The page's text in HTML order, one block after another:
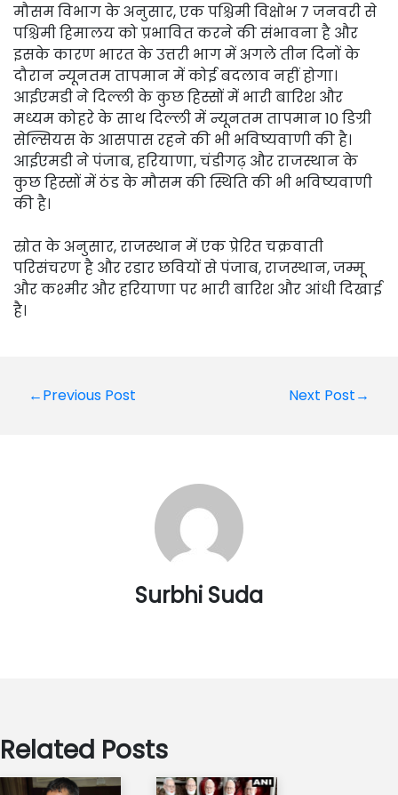
मौसम विभाग के अनुसार, एक पश्चिमी विक्षोभ 7 जनवरी से
पश्चिमी हिमालय को प्रभावित करने की संभावना है और
इसके कारण भारत के उत्तरी भाग में अगले तीन दिनों के
दौरान न्यूनतम तापमान में कोई बदलाव नहीं होगा।
आईएमडी ने दिल्ली के कुछ हिस्सों में भारी बारिश और
मध्यम कोहरे के साथ दिल्ली में न्यूनतम तापमान 10 डिग्री
सेल्सियस के आसपास रहने की भी भविष्यवाणी की है।
आईएमडी ने पंजाब, हरियाणा, चंडीगढ़ और राजस्थान के
कुछ हिस्सों में ठंड के मौसम की स्थिति की भी भविष्यवाणी
की है।
स्रोत के अनुसार, राजस्थान में एक प्रेरित चक्रवाती
परिसंचरण है और रडार छवियों से पंजाब, राजस्थान, जम्मू
और कश्मीर और हरियाणा पर भारी बारिश और आंधी दिखाई
है।
Post
←Previous Post Next Post→
Surbhi Suda
Related Posts